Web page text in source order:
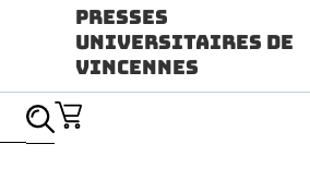
Presses
Universitaires de
Vincennes